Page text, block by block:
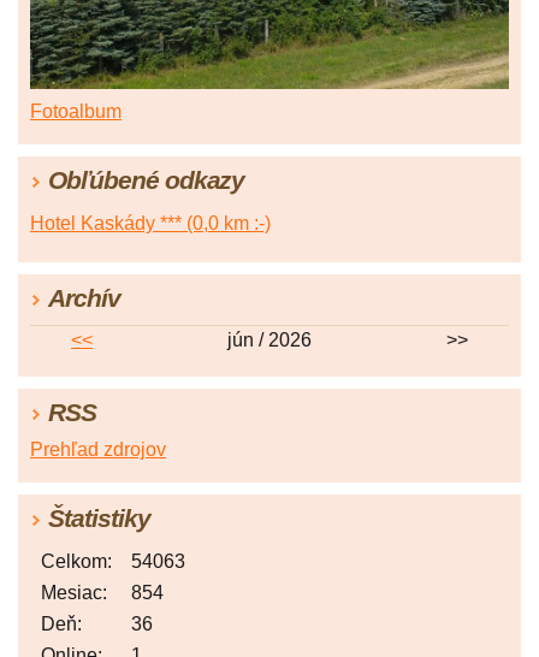
Fotoalbum
Obľúbené odkazy
Hotel Kaskády *** (0,0 km :-)
Archív
<< jún / 2026 >>
RSS
Prehľad zdrojov
Štatistiky
Celkom:
54063
Mesiac:
854
Deň:
36